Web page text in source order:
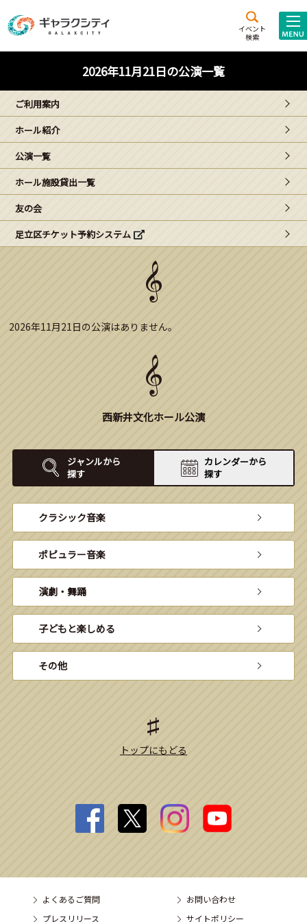
イベント
検索
施設案内
西新井
文化ホール
ギャラクシティとは
こどもみーてぃんぐ
Gがくえん
ブランドからのお知らせ
2026年11月21日の公演一覧
ご利用案内
ホール紹介
公演一覧
ホール施設貸出一覧
友の会
足立区チケット予約システム
2026年11月21日の公演はありません。
西新井文化ホール公演
ジャンルから
探す
カレンダーから
探す
クラシック音楽
ポピュラー音楽
演劇・舞踊
子どもと楽しめる
その他
トップにもどる
よくあるご質問
お問い合わせ
プレスリリース
サイトポリシー